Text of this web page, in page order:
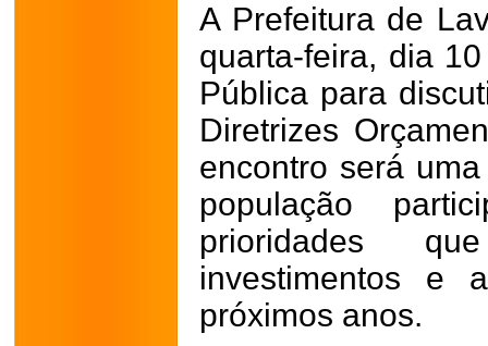
A Prefeitura de
quarta-feira, dia
Pública para
Diretrizes
encontro será
população
prioridades
investimentos e
próximos anos.